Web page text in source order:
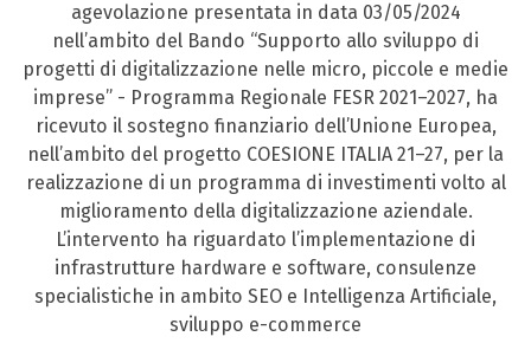
agevolazione presentata in data 03/05/2024
nell’ambito del Bando “Supporto allo sviluppo di
progetti di digitalizzazione nelle micro, piccole e medie
imprese” - Programma Regionale FESR 2021–2027, ha
ricevuto il sostegno finanziario dell’Unione Europea,
nell’ambito del progetto COESIONE ITALIA 21–27, per la
realizzazione di un programma di investimenti volto al
miglioramento della digitalizzazione aziendale.
L’intervento ha riguardato l’implementazione di
infrastrutture hardware e software, consulenze
specialistiche in ambito SEO e Intelligenza Artificiale,
sviluppo e-commerce